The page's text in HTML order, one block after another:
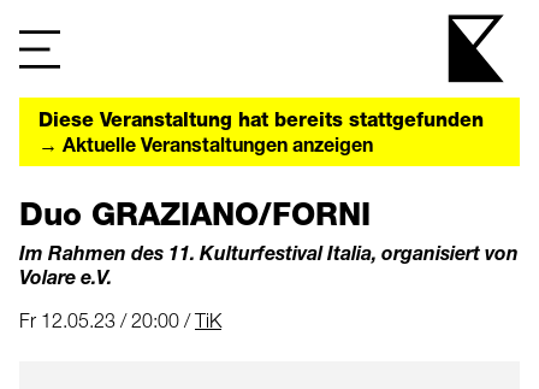
Diese Veranstaltung hat bereits stattgefunden
→ Aktuelle Veranstaltungen anzeigen
Duo GRAZIANO/FORNI
Im Rahmen des 11. Kulturfestival Italia, organisiert von
Volare e.V.
Fr 12.05.23 / 20:00 /TiK